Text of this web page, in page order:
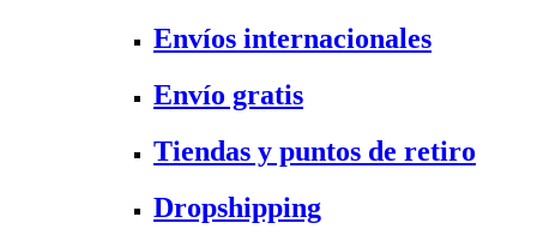
Envíos internacionales
Envío gratis
Tiendas y puntos de retiro
Dropshipping